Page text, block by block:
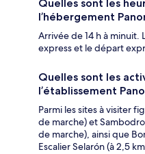
Quelles sont les
l’hébergement
Arrivée de 14 h à minuit.
express et le départ
Quelles sont les
l’établissement
Parmi les sites à visiter
de marche) et
de marche), ainsi que
Escalier Selarón (à 2,5